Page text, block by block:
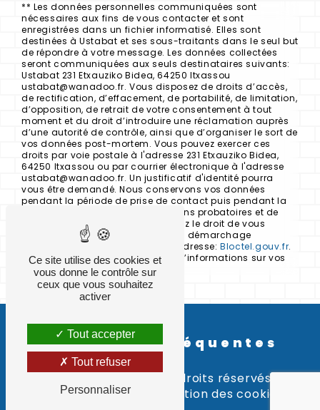
** Les données personnelles communiquées sont
nécessaires aux fins de vous contacter et sont
enregistrées dans un fichier informatisé. Elles sont
destinées à Ustabat et ses sous-traitants dans le seul but
de répondre à votre message. Les données collectées
seront communiquées aux seuls destinataires suivants:
Ustabat 231 Etxauziko Bidea, 64250 Itxassou
ustabat@wanadoo.fr. Vous disposez de droits d’accès,
de rectification, d’effacement, de portabilité, de limitation,
d’opposition, de retrait de votre consentement à tout
moment et du droit d’introduire une réclamation auprès
d’une autorité de contrôle, ainsi que d’organiser le sort de
vos données post-mortem. Vous pouvez exercer ces
droits par voie postale à l'adresse 231 Etxauziko Bidea,
64250 Itxassou ou par courrier électronique à l'adresse
ustabat@wanadoo.fr. Un justificatif d'identité pourra
vous être demandé. Nous conservons vos données
pendant la période de prise de contact puis pendant la
durée de prescription légale aux fins probatoires et de
gestion des contentieux. Vous avez le droit de vous
inscrire sur la liste d'opposition au démarchage
téléphonique, disponible à cette adresse:Bloctel.gouv.fr.
Consultez le site cnil.fr pour plus d’informations sur vos
droits.
Recherches fréquentes
- 2026 - Tous droits réservés -
Mentions légales
Gestion des cookies
Ce site utilise des cookies et
vous donne le contrôle sur
ceux que vous souhaitez
activer
Tout accepter
Tout refuser
Personnaliser